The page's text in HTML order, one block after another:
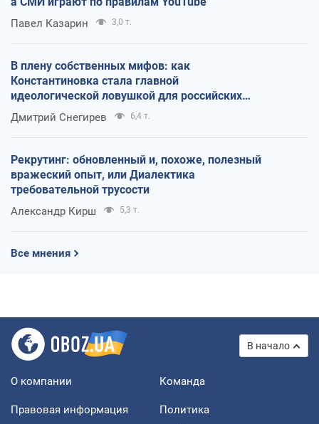
Павел Казарин 3,0 т.
В плену собственных мифов: как
Константиновка стала главной
идеологической ловушкой для российских
оккупантов
Дмитрий Снегирев 6,4 т.
Рекрутинг: обновленный и, похоже, полезный
вражеский опыт, или Диалектика
требовательной трусости
Александр Кирш 5,3 т.
Все мнения
В начало
О компании Команда
Правовая информация
Политика